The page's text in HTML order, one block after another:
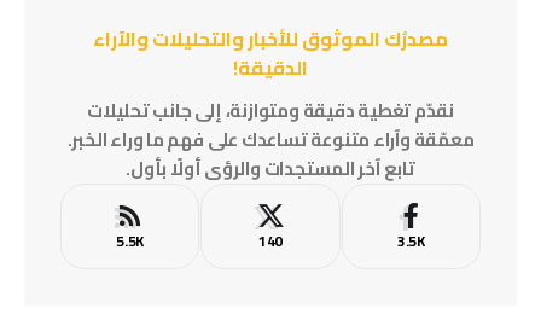
مصدرُك الموثوق للأخبار والتحليلات والآراء
الدقيقة!
نقدّم تغطية دقيقة ومتوازنة، إلى جانب تحليلات
معمّقة وآراء متنوعة تساعدك على فهم ما وراء الخبر.
تابع آخر المستجدات والرؤى أولًا بأول.
3.5K
140
5.5K